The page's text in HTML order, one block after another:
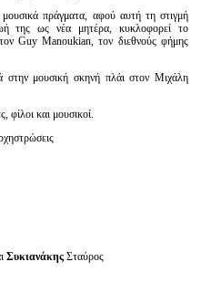
πράγματα, αφού αυτή τη στιγμή
της ως νέα μητέρα,κυκλοφορεί το
Guy Manoukian, τον διεθνούς φήμης
στην μουσική σκηνή πλάι στον Μιχάλη
φίλοι και μουσικοί.
Συκιανάκης Σταύρος